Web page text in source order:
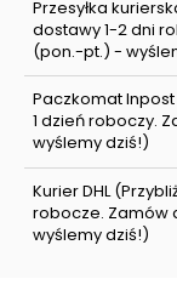
Przesyłka
dostawy 1-2 dni
(pon.-pt.) -
Paczkomat Inpost
1 dzień roboczy.
wyślemy dziś!)
Kurier DHL
robocze. Zamów
wyślemy dziś!)